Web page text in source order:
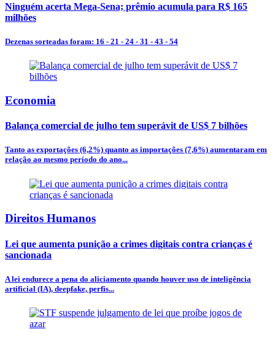
Ninguém acerta Mega-Sena; prêmio acumula para R$ 165
milhões
Dezenas sorteadas foram: 16 - 21 - 24 - 31 - 43 - 54
Economia
Balança comercial de julho tem superávit de US$ 7 bilhões
Tanto as exportações (6,2%) quanto as importações (7,6%) aumentaram em
relação ao mesmo período do ano...
Direitos Humanos
Lei que aumenta punição a crimes digitais contra crianças é
sancionada
A lei endurece a pena do aliciamento quando houver uso de inteligência
artificial (IA), deepfake, perfis...